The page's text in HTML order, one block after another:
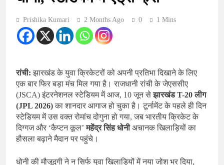
Prishika Kumari 2 Months Ago 0 1 Mins
रांची: झारखंड के युवा क्रिकेटरों को अपनी प्रतिभा दिखाने के लिए
एक बार फिर बड़ा मंच मिल गया है। राजधानी रांची के जेएससीए
(JSCA) इंटरनेशनल स्टेडियम में आज, 10 जून सेझारखंड T-20 लीग
(JPL 2026)का शानदार आगाज हो चुका है। टूर्नामेंट के पहले ही दिन
स्टेडियम में उस वक्त रोमांच दोगुना हो गया, जब भारतीय क्रिकेट के
दिग्गज और ‘कैप्टन कूल’महेंद्र सिंह धोनीअचानक खिलाड़ियों का
हौसला बढ़ाने मैदान पर पहुंचे।
धोनी की मौजूदगी ने न सिर्फ युवा खिलाड़ियों में नया जोश भर दिया,